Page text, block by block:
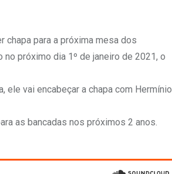
chapa para a próxima mesa dos
próximo dia 1º de janeiro de 2021, o
ele vai encabeçar a chapa com Hermínio
as bancadas nos próximos 2 anos.